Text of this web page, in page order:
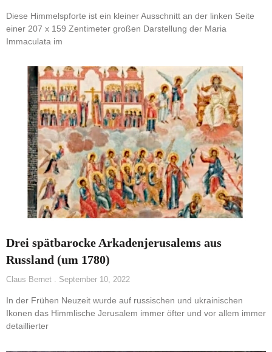
Diese Himmelspforte ist ein kleiner Ausschnitt an der linken Seite
einer 207 x 159 Zentimeter großen Darstellung der Maria
Immaculata im
Drei spätbarocke Arkadenjerusalems aus
Russland (um 1780)
Claus Bernet September 10, 2022
In der Frühen Neuzeit wurde auf russischen und ukrainischen
Ikonen das Himmlische Jerusalem immer öfter und vor allem immer
detaillierter